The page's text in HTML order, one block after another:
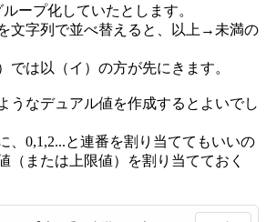
ープ化していたとします。
文字列で並べ替えると、以上→未満の
は以（イ）の方が先にきます。
うなデュアル値を作成するとよいでし
、0,1,2...と連番を割り当ててもいいの
（または上限値）を割り当てておく